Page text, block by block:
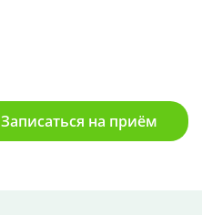
Записаться на приём